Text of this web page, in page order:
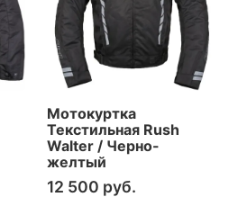
Мотокуртка
Текстильная Rush
Walter / Черно-
желтый
12 500 руб.